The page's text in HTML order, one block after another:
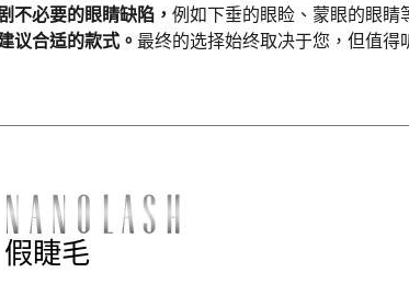
不必要的眼睛缺陷， 例如下垂的眼睑、蒙眼的眼睛
议合适的款式。 最终的选择始终取决于您，但值
假睫毛